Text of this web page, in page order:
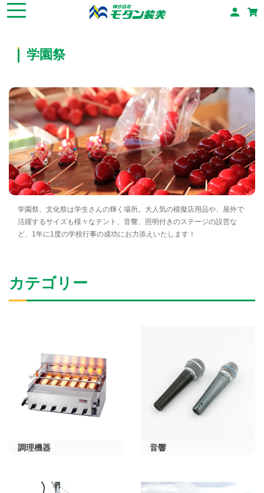
学園祭
学園祭、文化祭は学生さんの輝く場所。大人気の模擬店用品や、屋外で
活躍するサイズも様々なテント、音響、照明付きのステージの設営な
ど、1年に1度の学校行事の成功にお力添えいたします！
カテゴリー
調理機器 音響